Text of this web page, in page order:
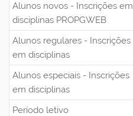
Alunos novos - Inscrições em
disciplinas PROPGWEB
Alunos regulares - Inscrições
em disciplinas
Alunos especiais - Inscrições
em disciplinas
Período letivo